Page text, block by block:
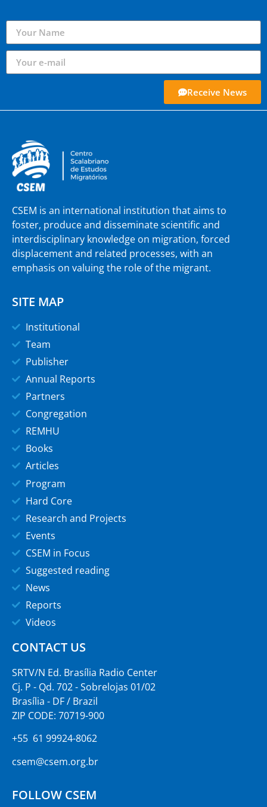
Receive News
CSEM is an international institution that aims to
foster, produce and disseminate scientific and
interdisciplinary knowledge on migration, forced
displacement and related processes, with an
emphasis on valuing the role of the migrant.
SITE MAP
Institutional
Team
Publisher
Annual Reports
Partners
Congregation
REMHU
Books
Articles
Program
Hard Core
Research and Projects
Events
CSEM in Focus
Suggested reading
News
Reports
Videos
CONTACT US
SRTV/N Ed. Brasília Radio Center
Cj. P - Qd. 702 - Sobrelojas 01/02
Brasília - DF / Brazil
ZIP CODE: 70719-900
+55 61 99924-8062
csem@csem.org.br
FOLLOW CSEM